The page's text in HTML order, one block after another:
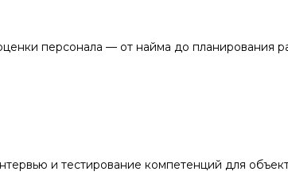
персонала — от найма до планирования
и тестирование компетенций для